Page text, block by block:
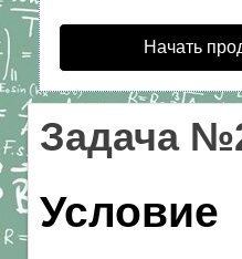
Начать
Задача
Условие